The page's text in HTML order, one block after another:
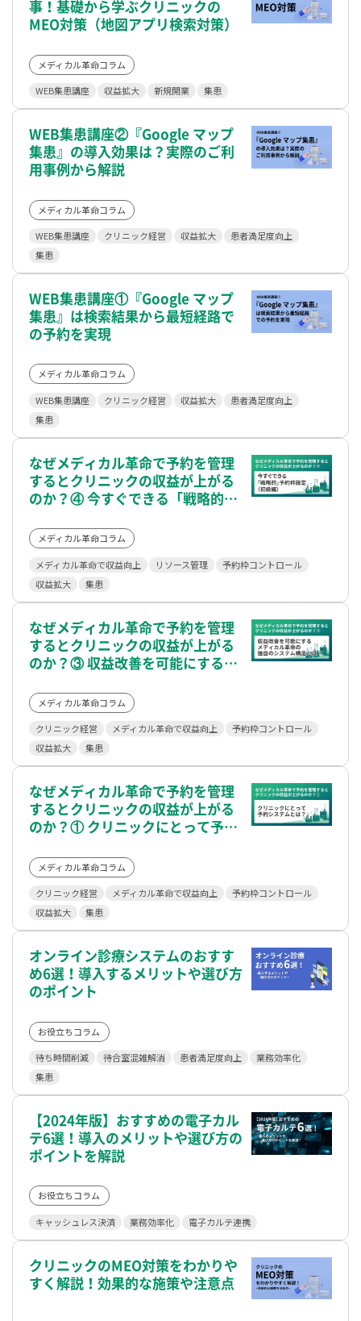
事！基礎から学ぶクリニックの
MEO対策（地図アプリ検索対策）
メディカル革命コラム
WEB集患講座 収益拡大 新規開業 集患
WEB集患講座②『Google マップ
集患』の導入効果は？実際のご利
用事例から解説
メディカル革命コラム
WEB集患講座 クリニック経営 収益拡大
患者満足度向上
集患
WEB集患講座①『Google マップ
集患』は検索結果から最短経路で
の予約を実現
メディカル革命コラム
WEB集患講座 クリニック経営 収益拡大
患者満足度向上
集患
なぜメディカル革命で予約を管理
するとクリニックの収益が上がる
のか？④ 今すぐできる「戦略的」
メディカル革命コラム
メディカル革命で収益向上 リソース管理
予約枠コントロール
収益拡大
集患
なぜメディカル革命で予約を管理
するとクリニックの収益が上がる
のか？③ 収益改善を可能にするメ
造とは？
メディカル革命コラム
クリニック経営 メディカル革命で収益向上
予約枠コントロール
収益拡大
集患
なぜメディカル革命で予約を管理
するとクリニックの収益が上がる
のか？① クリニックにとって予約
メディカル革命コラム
クリニック経営 メディカル革命で収益向上
予約枠コントロール
収益拡大
集患
オンライン診療システムのおすす
め6選！導入するメリットや選び方
のポイント
お役立ちコラム
待ち時間削減 待合室混雑解消 患者満足度向上
業務効率化
集患
【2024年版】おすすめの電子カル
テ6選！導入のメリットや選び方の
ポイントを解説
お役立ちコラム
キャッシュレス決済 業務効率化 電子カルテ連携
クリニックのMEO対策をわかりや
すく解説！効果的な施策や注意点